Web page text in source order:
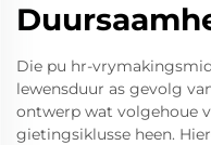
Die pu hr-
lewensduur as gevolg
ontwerp wat volgehoue
gietingsiklusse heen.